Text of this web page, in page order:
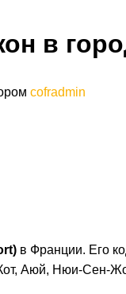
в
cofradmin
в Франции. Его
Аюй, Нюи-Сен-